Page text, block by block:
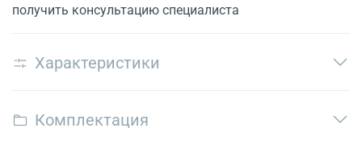
получить консультацию специалиста
Характеристики
Комплектация